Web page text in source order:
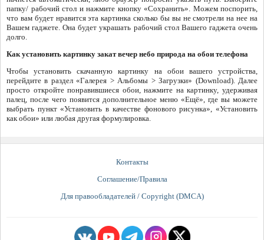
папку/ рабочий стол и нажмите кнопку «Сохранить». Можем поспорить,
что вам будет нравится эта картинка сколько бы вы не смотрели на нее на
Вашем гаджете. Она будет украшать рабочий стол Вашего гаджета очень
долго.
Как установить картинку закат вечер небо природа на обои телефона
Чтобы установить скачанную картинку на обои вашего устройства,
перейдите в раздел «Галерея > Альбомы > Загрузки» (Download). Далее
просто откройте понравившиеся обои, нажмите на картинку, удерживая
палец, после чего появится дополнительное меню «Ещё», где вы можете
выбрать пункт «Установить в качестве фонового рисунка», «Установить
как обои» или любая другая формулировка.
Контакты
Соглашение/Правила
Для правообладателей / Copyright (DMCA)